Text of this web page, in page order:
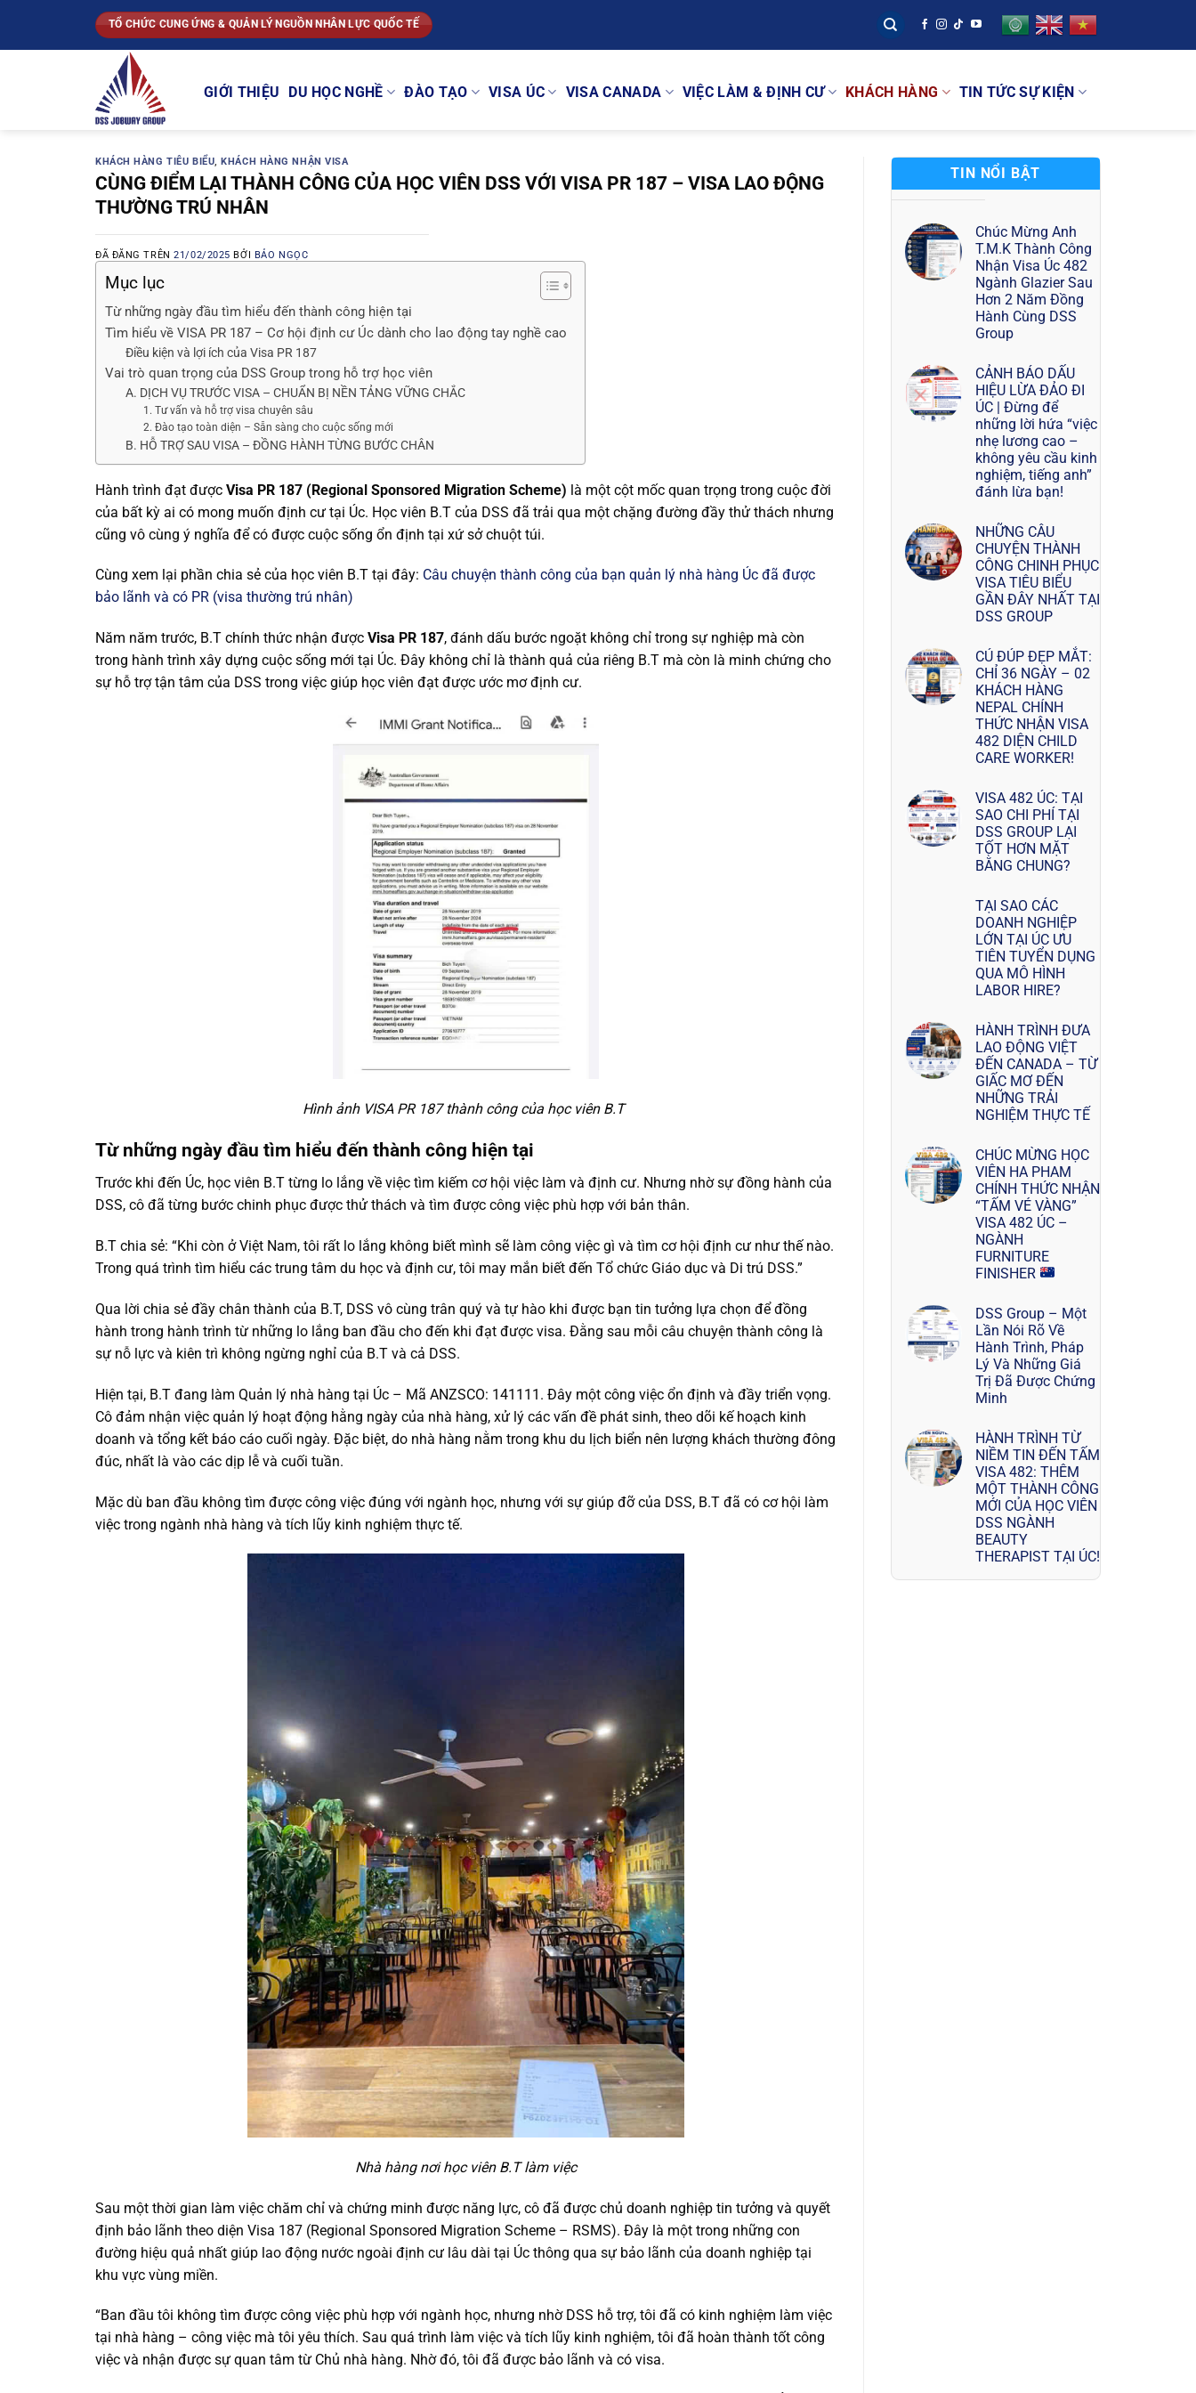
nội
TỔ CHỨC CUNG ỨNG & QUẢN LÝ NGUỒN NHÂN LỰC QUỐC TẾ
GIỚI THIỆU DU HỌC NGHỀ ĐÀO TẠO VISA ÚC VISA CANADA VIỆC LÀM & ĐỊNH CƯ KHÁCH HÀNG TIN TỨC SỰ KIỆN
KHÁCH HÀNG TIÊU BIỂU,KHÁCH HÀNG NHẬN VISA
CÙNG ĐIỂM LẠI THÀNH CÔNG CỦA HỌC VIÊN DSS VỚI VISA PR 187 – VISA LAO ĐỘNG
THƯỜNG TRÚ NHÂN
ĐÃ ĐĂNG TRÊN21/02/2025 BỞI BẢO NGỌC
Mục lục
Từ những ngày đầu tìm hiểu đến thành công hiện tại
Tìm hiểu về VISA PR 187 – Cơ hội định cư Úc dành cho lao động tay nghề cao
Điều kiện và lợi ích của Visa PR 187
Vai trò quan trọng của DSS Group trong hỗ trợ học viên
A. DỊCH VỤ TRƯỚC VISA – CHUẨN BỊ NỀN TẢNG VỮNG CHẮC
1. Tư vấn và hỗ trợ visa chuyên sâu
2. Đào tạo toàn diện – Sẵn sàng cho cuộc sống mới
B. HỖ TRỢ SAU VISA – ĐỒNG HÀNH TỪNG BƯỚC CHÂN
Hành trình đạt được Visa PR 187 (Regional Sponsored Migration Scheme) là một cột mốc quan trọng trong cuộc đời
của bất kỳ ai có mong muốn định cư tại Úc. Học viên B.T của DSS đã trải qua một chặng đường đầy thử thách nhưng
cũng vô cùng ý nghĩa để có được cuộc sống ổn định tại xứ sở chuột túi.
Cùng xem lại phần chia sẻ của học viên B.T tại đây: Câu chuyện thành công của bạn quản lý nhà hàng Úc đã được
bảo lãnh và có PR (visa thường trú nhân)
Năm năm trước, B.T chính thức nhận được Visa PR 187, đánh dấu bước ngoặt không chỉ trong sự nghiệp mà còn
trong hành trình xây dựng cuộc sống mới tại Úc. Đây không chỉ là thành quả của riêng B.T mà còn là minh chứng cho
sự hỗ trợ tận tâm của DSS trong việc giúp học viên đạt được ước mơ định cư.
Hình ảnh VISA PR 187 thành công của học viên B.T
Từ những ngày đầu tìm hiểu đến thành công hiện tại
Trước khi đến Úc, học viên B.T từng lo lắng về việc tìm kiếm cơ hội việc làm và định cư. Nhưng nhờ sự đồng hành của
DSS, cô đã từng bước chinh phục được thử thách và tìm được công việc phù hợp với bản thân.
B.T chia sẻ: “Khi còn ở Việt Nam, tôi rất lo lắng không biết mình sẽ làm công việc gì và tìm cơ hội định cư như thế nào.
Trong quá trình tìm hiểu các trung tâm du học và định cư, tôi may mắn biết đến Tổ chức Giáo dục và Di trú DSS.”
Qua lời chia sẻ đầy chân thành của B.T, DSS vô cùng trân quý và tự hào khi được bạn tin tưởng lựa chọn để đồng
hành trong hành trình từ những lo lắng ban đầu cho đến khi đạt được visa. Đằng sau mỗi câu chuyện thành công là
sự nỗ lực và kiên trì không ngừng nghỉ của B.T và cả DSS.
Hiện tại, B.T đang làm Quản lý nhà hàng tại Úc – Mã ANZSCO: 141111. Đây một công việc ổn định và đầy triển vọng.
Cô đảm nhận việc quản lý hoạt động hằng ngày của nhà hàng, xử lý các vấn đề phát sinh, theo dõi kế hoạch kinh
doanh và tổng kết báo cáo cuối ngày. Đặc biệt, do nhà hàng nằm trong khu du lịch biển nên lượng khách thường đông
đúc, nhất là vào các dịp lễ và cuối tuần.
Mặc dù ban đầu không tìm được công việc đúng với ngành học, nhưng với sự giúp đỡ của DSS, B.T đã có cơ hội làm
việc trong ngành nhà hàng và tích lũy kinh nghiệm thực tế.
Nhà hàng nơi học viên B.T làm việc
Sau một thời gian làm việc chăm chỉ và chứng minh được năng lực, cô đã được chủ doanh nghiệp tin tưởng và quyết
định bảo lãnh theo diện Visa 187 (Regional Sponsored Migration Scheme – RSMS). Đây là một trong những con
đường hiệu quả nhất giúp lao động nước ngoài định cư lâu dài tại Úc thông qua sự bảo lãnh của doanh nghiệp tại
khu vực vùng miền.
“Ban đầu tôi không tìm được công việc phù hợp với ngành học, nhưng nhờ DSS hỗ trợ, tôi đã có kinh nghiệm làm việc
tại nhà hàng – công việc mà tôi yêu thích. Sau quá trình làm việc và tích lũy kinh nghiệm, tôi đã hoàn thành tốt công
việc và nhận được sự quan tâm từ Chủ nhà hàng. Nhờ đó, tôi đã được bảo lãnh và có visa.
TIN NỔI BẬT
Chúc Mừng Anh
T.M.K Thành Công
Nhận Visa Úc 482
Ngành Glazier Sau
Hơn 2 Năm Đồng
Hành Cùng DSS
Group
CẢNH BÁO DẤU
HIỆU LỪA ĐẢO ĐI
ÚC | Đừng để
những lời hứa “việc
nhẹ lương cao –
không yêu cầu kinh
nghiệm, tiếng anh”
đánh lừa bạn!
NHỮNG CÂU
CHUYỆN THÀNH
CÔNG CHINH PHỤC
VISA TIÊU BIỂU
GẦN ĐÂY NHẤT TẠI
DSS GROUP
CÚ ĐÚP ĐẸP MẮT:
CHỈ 36 NGÀY – 02
KHÁCH HÀNG
NEPAL CHÍNH
THỨC NHẬN VISA
482 DIỆN CHILD
CARE WORKER!
VISA 482 ÚC: TẠI
SAO CHI PHÍ TẠI
DSS GROUP LẠI
TỐT HƠN MẶT
BẰNG CHUNG?
TẠI SAO CÁC
DOANH NGHIỆP
LỚN TẠI ÚC ƯU
TIÊN TUYỂN DỤNG
QUA MÔ HÌNH
LABOR HIRE?
HÀNH TRÌNH ĐƯA
LAO ĐỘNG VIỆT
ĐẾN CANADA – TỪ
GIẤC MƠ ĐẾN
NHỮNG TRẢI
NGHIỆM THỰC TẾ
CHÚC MỪNG HỌC
VIÊN HA PHAM
CHÍNH THỨC NHẬN
“TẤM VÉ VÀNG”
VISA 482 ÚC –
NGÀNH
FURNITURE
FINISHER
DSS Group – Một
Lần Nói Rõ Về
Hành Trình, Pháp
Lý Và Những Giá
Trị Đã Được Chứng
Minh
HÀNH TRÌNH TỪ
NIỀM TIN ĐẾN TẤM
VISA 482: THÊM
MỘT THÀNH CÔNG
MỚI CỦA HỌC VIÊN
DSS NGÀNH
BEAUTY
THERAPIST TẠI ÚC!